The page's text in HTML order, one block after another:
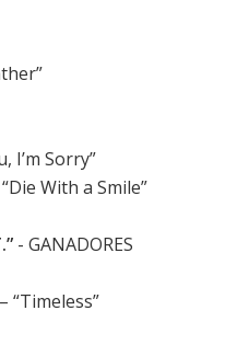
I’m Sorry”
With a Smile”
- GANADORES
“Timeless”